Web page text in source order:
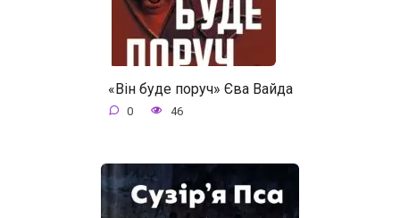
«Він буде поруч» Єва Вайда
0 46